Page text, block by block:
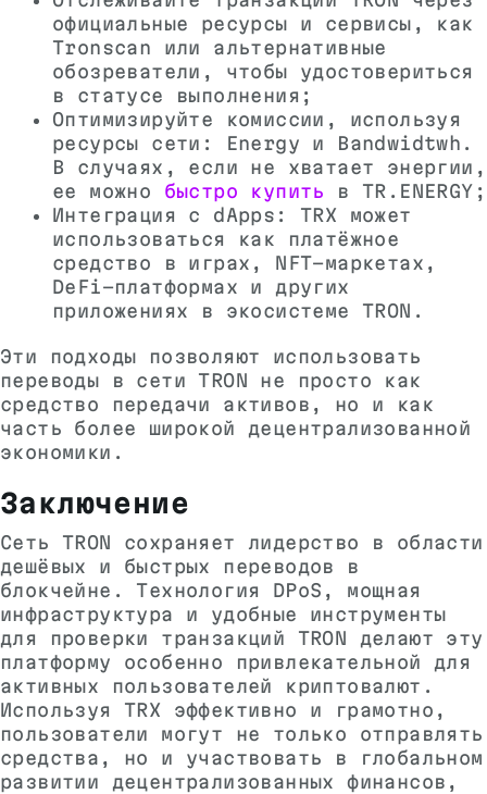
официальные ресурсы и сервисы, как
Tronscan или альтернативные
обозреватели, чтобы удостовериться
в статусе выполнения;
Оптимизируйте комиссии, используя
ресурсы сети: Energy и Bandwidtwh.
В случаях, если не хватает энергии,
ее можно быстро купить в TR.ENERGY;
Интеграция с dApps: TRX может
использоваться как платёжное
средство в играх, NFT-маркетах,
DeFi-платформах и других
приложениях в экосистеме TRON.
Эти подходы позволяют использовать
переводы в сети TRON не просто как
средство передачи активов, но и как
часть более широкой децентрализованной
экономики.
Заключение
Сеть TRON сохраняет лидерство в области
дешёвых и быстрых переводов в
блокчейне. Технология DPoS, мощная
инфраструктура и удобные инструменты
для проверки транзакций TRON делают эту
платформу особенно привлекательной для
активных пользователей криптовалют.
Используя TRX эффективно и грамотно,
пользователи могут не только отправлять
средства, но и участвовать в глобальном
развитии децентрализованных финансов,